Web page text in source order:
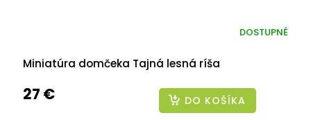
Miniatúra domčeka Tajná lesná ríša
DOSTUPNÉ
27 € DO KOŠÍKA